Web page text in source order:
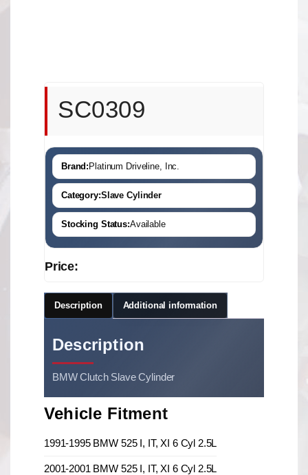
SC0309
Brand: Platinum Driveline, Inc.
Category:Slave Cylinder
Stocking Status:Available
Price:
Description Additional information
Description
BMW Clutch Slave Cylinder
Vehicle Fitment
1991-1995 BMW 525 I, IT, XI 6 Cyl 2.5L
2001-2001 BMW 525 I, IT, XI 6 Cyl 2.5L